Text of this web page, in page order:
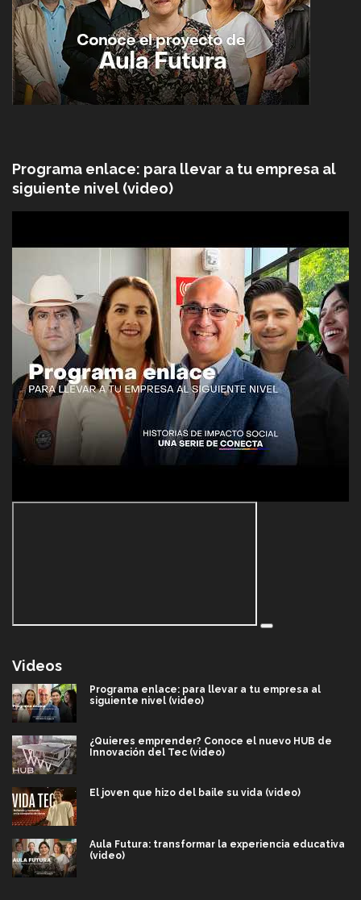
Programa enlace: para llevar a tu empresa al
siguiente nivel (video)
Videos
Programa enlace: para llevar a tu empresa al
siguiente nivel (video)
¿Quieres emprender? Conoce el nuevo HUB de
Innovación del Tec (video)
El joven que hizo del baile su vida (video)
Aula Futura: transformar la experiencia educativa
(video)